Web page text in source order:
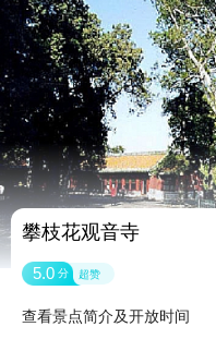
攀枝花观音寺
5.0 分 超赞
查看景点简介及开放时间
